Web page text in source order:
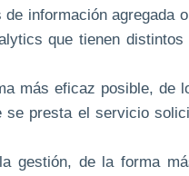
información agregada
que tienen
más eficaz posible, de
presta el servicio
gestión, de la forma